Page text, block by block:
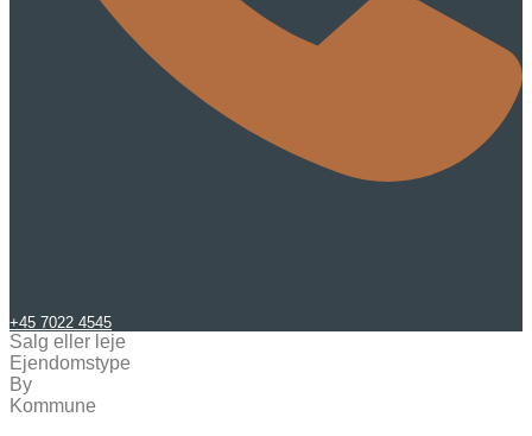
+45 7022 4545
Salg eller leje
Ejendomstype
By
Kommune